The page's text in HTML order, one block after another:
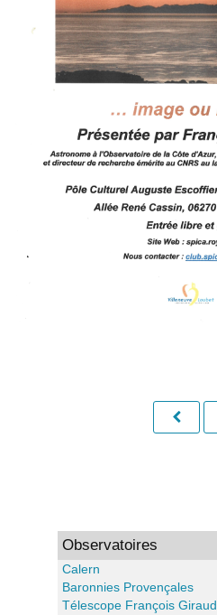
Observatoires
Calern
Baronnies Provençales
Télescope François Giraud